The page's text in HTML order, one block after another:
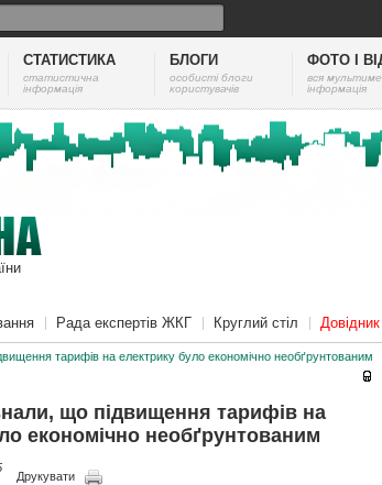
СТАТИСТИКА
cтатистична
інформація
БЛОГИ
особисті блоги
користувачів
ФОТО І
вся
інформація
Рада експертів ЖКГ Круглий стіл
тарифів на електрику було економічно необґрунтованим
що підвищення тарифів на
економічно необґрунтованим
Друкувати